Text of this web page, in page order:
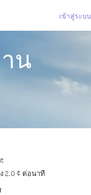
เข้าสู่ระบบ
น
2.0 ¢ ต่อนาที